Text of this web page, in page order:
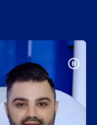
la diapositive 1